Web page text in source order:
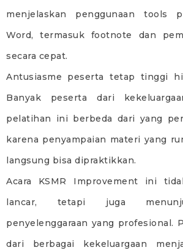
menjelaskan penggunaan tools
Word, termasuk footnote dan
secara cepat.
Antusiasme peserta tetap tinggi
Banyak peserta dari
pelatihan ini berbeda dari yang
karena penyampaian materi yang
langsung bisa dipraktikkan.
Acara KSMR Improvement ini
lancar, tetapi juga
penyelenggaraan yang profesional.
dari berbagai kekeluargaan